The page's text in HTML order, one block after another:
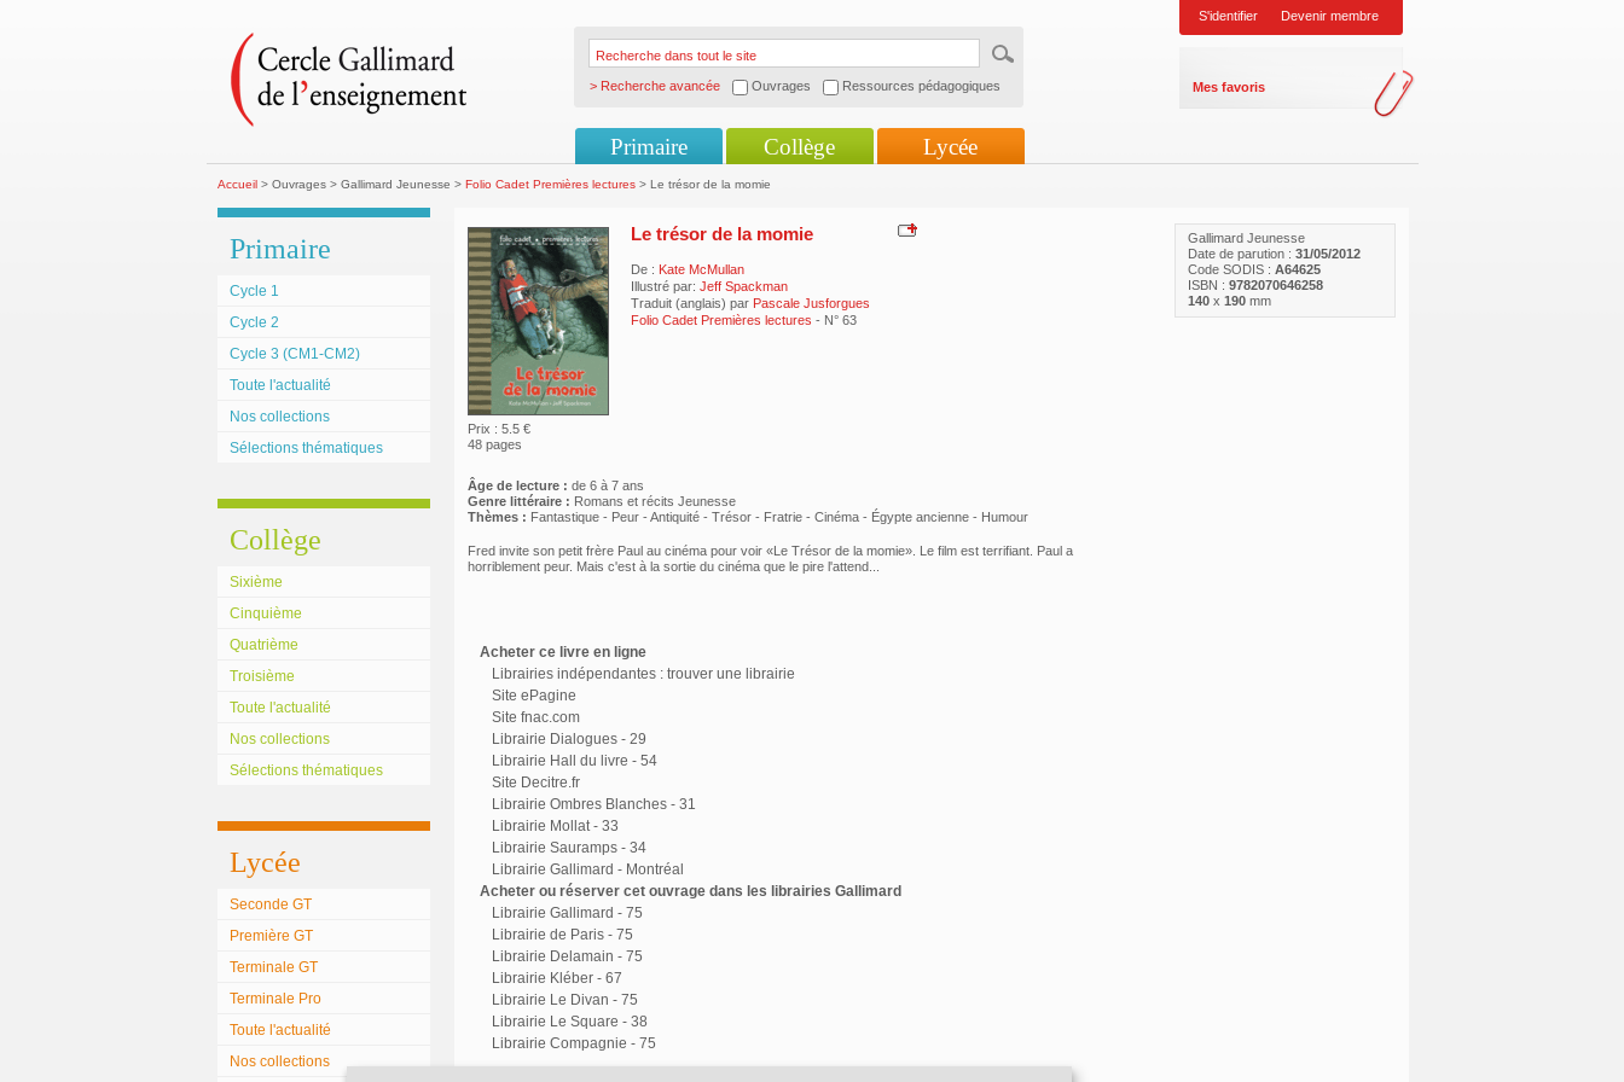
> Recherche avancée Ouvrages Ressources pédagogiques
S'identifier Devenir membre
Mes favoris
Primaire Collège Lycée
Accueil> Ouvrages > Gallimard Jeunesse > Folio Cadet Premières lectures> Le trésor de la momie
Primaire
Cycle 1
Cycle 2
Cycle 3 (CM1-CM2)
Toute l'actualité
Nos collections
Sélections thématiques
Collège
Sixième
Cinquième
Quatrième
Troisième
Toute l'actualité
Nos collections
Sélections thématiques
Lycée
Seconde GT
Première GT
Terminale GT
Terminale Pro
Toute l'actualité
Nos collections
Gallimard Jeunesse
Date de parution : 31/05/2012
Code SODIS : A64625
ISBN : 9782070646258
140x 190mm
Prix : 5.5 €
48 pages
Le trésor de la momie
De : Kate McMullan
Illustré par: Jeff Spackman
Traduit (anglais) par Pascale Jusforgues
Folio Cadet Premières lectures - N° 63
Âge de lecture : de 6 à 7 ans
Genre littéraire : Romans et récits Jeunesse
Thèmes : Fantastique - Peur - Antiquité - Trésor - Fratrie - Cinéma - Égypte ancienne - Humour
Fred invite son petit frère Paul au cinéma pour voir «Le Trésor de la momie». Le film est terrifiant. Paul a
horriblement peur. Mais c'est à la sortie du cinéma que le pire l'attend...
Acheter ce livre en ligne
Librairies indépendantes : trouver une librairie
Site ePagine
Site fnac.com
Librairie Dialogues - 29
Librairie Hall du livre - 54
Site Decitre.fr
Librairie Ombres Blanches - 31
Librairie Mollat - 33
Librairie Sauramps - 34
Librairie Gallimard - Montréal
Acheter ou réserver cet ouvrage dans les librairies Gallimard
Librairie Gallimard - 75
Librairie de Paris - 75
Librairie Delamain - 75
Librairie Kléber - 67
Librairie Le Divan - 75
Librairie Le Square - 38
Librairie Compagnie - 75